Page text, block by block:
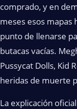
comprado, y en
meses esos mapas
punto de llenarse
butacas vacías.
Pussycat Dolls, Kid
heridas de muerte
La explicación